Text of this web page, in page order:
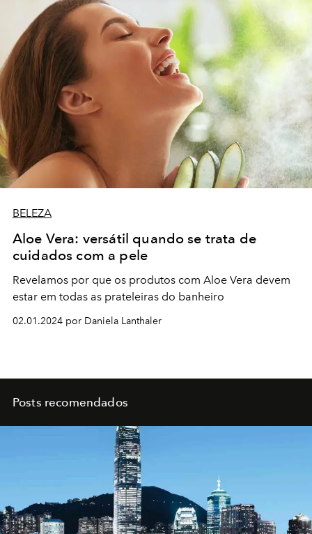
BELEZA
Aloe Vera: versátil quando se trata de
cuidados com a pele
Revelamos por que os produtos com Aloe Vera devem
estar em todas as prateleiras do banheiro
02.01.2024 por Daniela Lanthaler
Posts recomendados